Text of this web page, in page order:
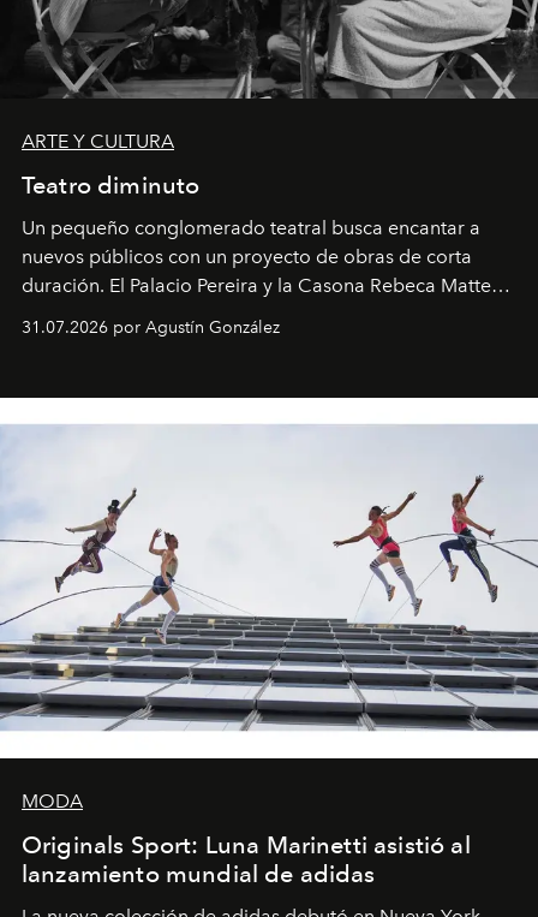
ARTE Y CULTURA
Teatro diminuto
Un pequeño conglomerado teatral busca encantar a
nuevos públicos con un proyecto de obras de corta
duración. El Palacio Pereira y la Casona Rebeca Matte
miniobras. Sus puestas en escena son limpias; ponen el
31.07.2026 por Agustín González
MODA
Originals Sport: Luna Marinetti asistió al
lanzamiento mundial de adidas